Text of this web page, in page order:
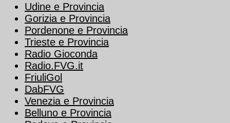
Udine e Provincia
Gorizia e Provincia
Pordenone e Provincia
Trieste e Provincia
Radio Gioconda
Radio.FVG.it
FriuliGol
DabFVG
Venezia e Provincia
Belluno e Provincia